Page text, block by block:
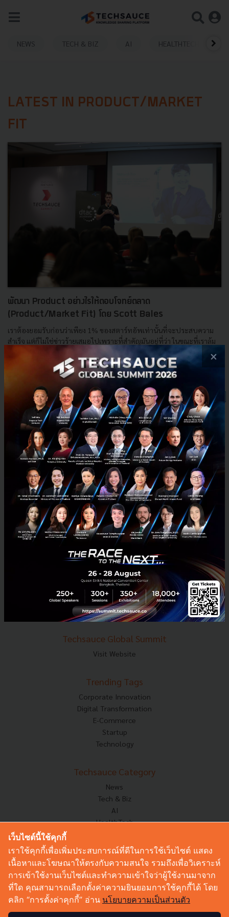
NEWS TECH & BIZ AI HEALTHTECH
LATEST IN PRODUCT/MARKET
FIT
พัฒนา Product อย่างไรให้ตอบโจทย์ตลาด
(Product/Market Fit) โดย Scott Bales
เราต้องยอมรับก่อนว่าเพียง 1% ของสตาร์ทอัพเท่านั้นที่จะประสบความ
สำเร็จ แต่ก็ไม่ใช่ข่าวร้ายเสมอไปเพราะที่สำคัญมันอยู่ที่ว่า ในขณะที่เราล้ม
เหลวเราได้มีการแก้ปัญหาเหล่านั้นและปรับปรุงอ...
สิงหาคม 19, 2016| ByTechsauce Team
Tech & Biz Scott Bales development Techsauce Summit Product/Market Fit
E-mail :contact@techsauce.co
Tel : 02-001-5375
Mobile : 06-4658-9500
Techsauce Media
About Techsauce
Techsauce Services
Privacy Policy
ส่งบทความ
Techsauce Global Summit
Visit Website
Trending Tags
Corporate Innovation
Digital Transformation
E-Commerce
Startup
Technology
Techsauce Category
News
Tech & Biz
AI
HealthTech
Corp Innov
Saucy Thoughts
Sustainable
Videos
Podcast
×
เว็บไซต์นี้ใช้คุกกี้
เราใช้คุกกี้เพื่อเพิ่มประสบการณ์ที่ดีในการใช้เว็บไซต์ แสดง
เนื้อหาและโฆษณาให้ตรงกับความสนใจ รวมถึงเพื่อวิเคราะห์
การเข้าใช้งานเว็บไซต์และทำความเข้าใจว่าผู้ใช้งานมาจาก
ที่ใด คุณสามารถเลือกตั้งค่าความยินยอมการใช้คุกกี้ได้ โดย
คลิก “การตั้งค่าคุกกี้” อ่าน นโยบายความเป็นส่วนตัว